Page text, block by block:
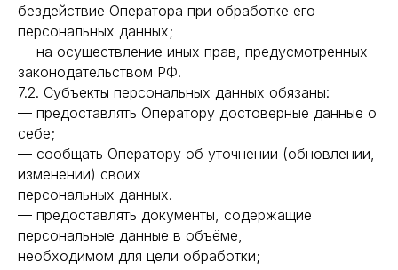
бездействие Оператора при обработке его
персональных данных;
— на осуществление иных прав, предусмотренных
законодательством РФ.
7.2. Субъекты персональных данных обязаны:
— предоставлять Оператору достоверные данные о
себе;
— сообщать Оператору об уточнении (обновлении,
изменении) своих
персональных данных.
— предоставлять документы, содержащие
персональные данные в объёме,
необходимом для цели обработки;